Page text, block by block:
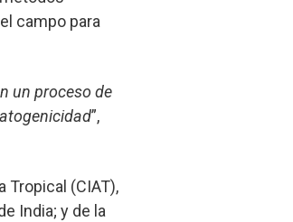
campo para
un proceso de
”,
(CIAT),
India; y de la